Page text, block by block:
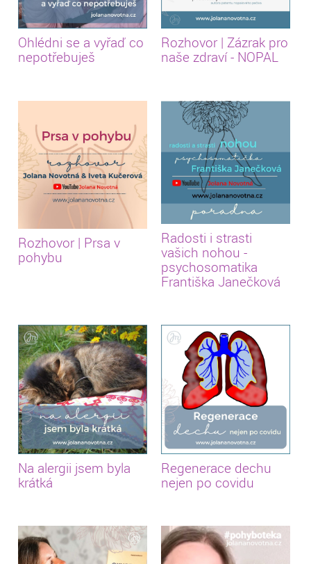
Ohlédni se a vyřaď co
nepotřebuješ
Rozhovor | Zázrak pro
naše zdraví - NOPAL
Rozhovor | Prsa v
pohybu
Radosti i strasti
vašich nohou -
psychosomatika
Františka Janečková
Na alergii jsem byla
krátká
Regenerace dechu
nejen po covidu